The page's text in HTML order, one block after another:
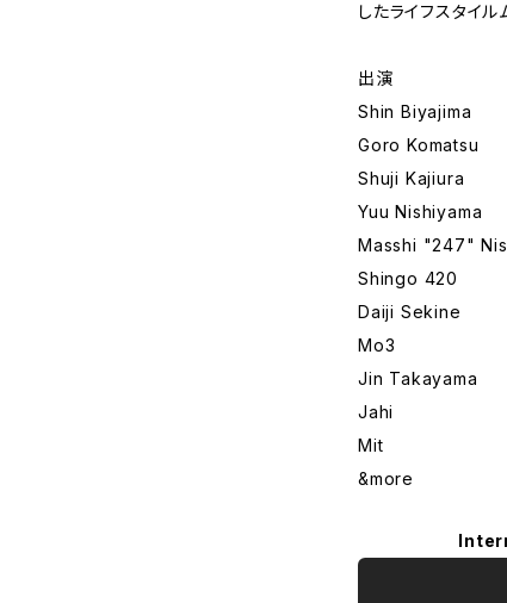
したライフスタイル
出演
Shin Biyajima
Goro Komatsu
Shuji Kajiura
Yuu Nishiyama
Masshi "247"
Shingo 420
Daiji Sekine
Mo3
Jin Takayama
Jahi
Mit
&more